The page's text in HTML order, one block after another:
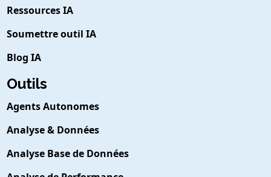
Ressources IA
Soumettre outil IA
Blog IA
Outils
Agents Autonomes
Analyse & Données
Analyse Base de Données